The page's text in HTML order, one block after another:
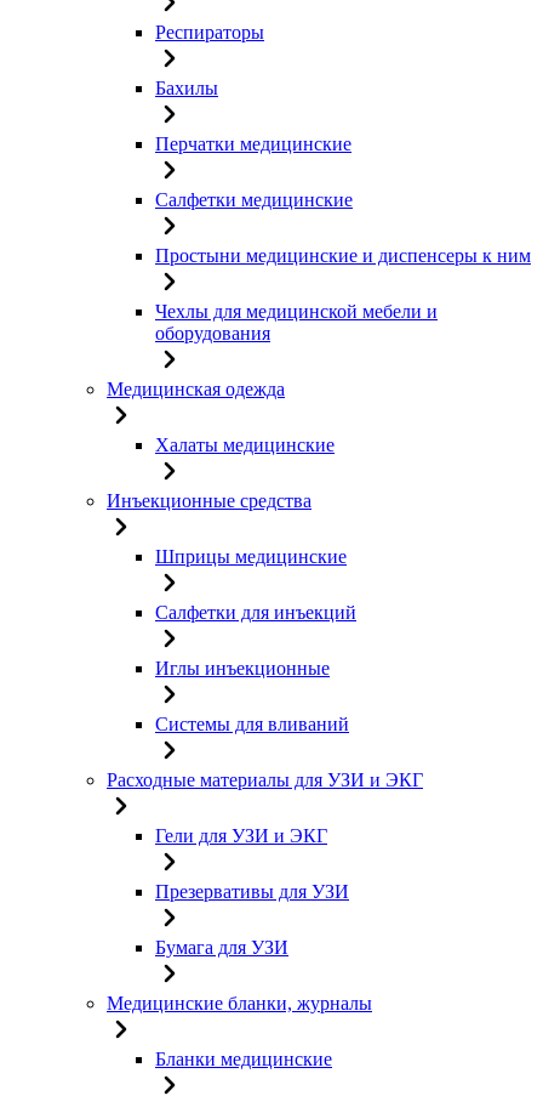
Респираторы
Бахилы
Перчатки медицинские
Салфетки медицинские
Простыни медицинские и диспенсеры к ним
Чехлы для медицинской мебели и
оборудования
Медицинская одежда
Халаты медицинские
Инъекционные средства
Шприцы медицинские
Салфетки для инъекций
Иглы инъекционные
Системы для вливаний
Расходные материалы для УЗИ и ЭКГ
Гели для УЗИ и ЭКГ
Презервативы для УЗИ
Бумага для УЗИ
Медицинские бланки, журналы
Бланки медицинские